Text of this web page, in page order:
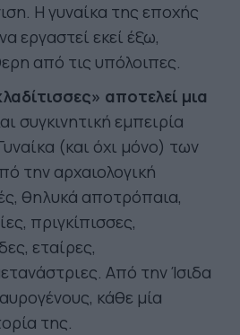
Η γυναίκα της εποχής
εργαστεί εκεί έξω,
από τις υπόλοιπες.
αποτελεί μια
συγκινητική εμπειρία
(και όχι μόνο) των
την αρχαιολογική
θηλυκά αποτρόπαια,
πριγκίπισσες,
εταίρες,
Από την Ίσιδα
κάθε μία
της.